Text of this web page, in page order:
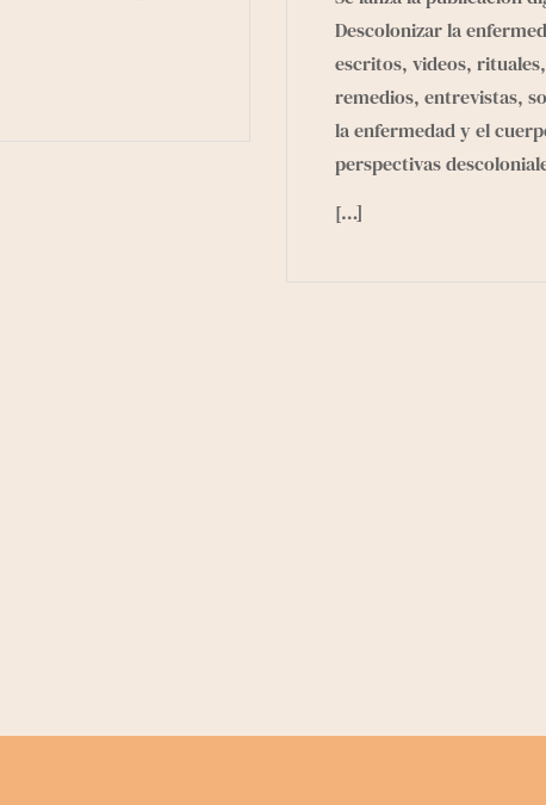
Descolonizar la
escritos, videos,
remedios, entrevistas,
la enfermedad y el
perspectivas
[…]